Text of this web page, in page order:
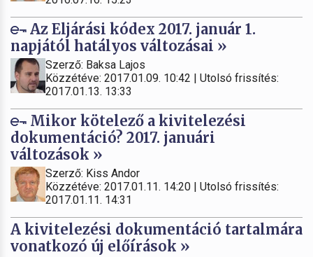
Az Eljárási kódex 2017. január 1.
napjától hatályos változásai »
Szerző: Baksa Lajos
Közzétéve: 2017.01.09. 10:42 | Utolsó frissítés:
2017.01.13. 13:33
Mikor kötelező a kivitelezési
dokumentáció? 2017. januári
változások »
Szerző: Kiss Andor
Közzétéve: 2017.01.11. 14:20 | Utolsó frissítés:
2017.01.11. 14:31
A kivitelezési dokumentáció tartalmára
vonatkozó új előírások »